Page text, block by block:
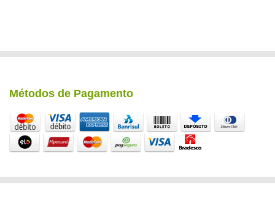
Métodos de Pagamento